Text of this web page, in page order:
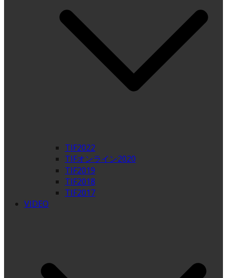
TIF2022
TIFオンライン2020
TIF2019
TIF2018
TIF2017
VIDEO